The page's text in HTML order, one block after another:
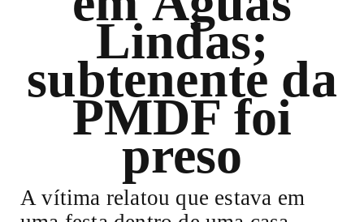
Lindas;
subtenente da
PMDF foi
preso
A vítima relatou que estava em